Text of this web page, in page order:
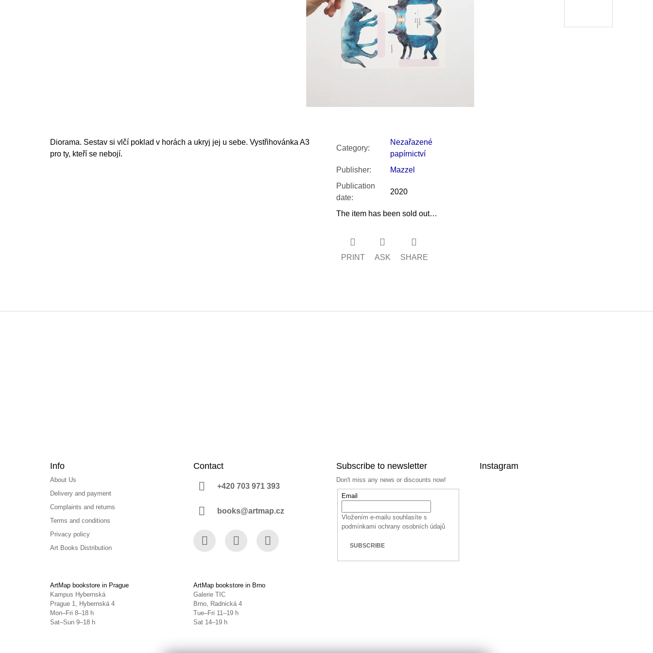
Diorama. Sestav si vlčí poklad v horách a ukryj jej u sebe. Vystřihovánka A3
pro ty, kteří se nebojí.
Category:
Nezařazené
papírnictví
Publisher:
Mazzel
Publication
date:
2020
The item has been sold out…
PRINT ASK SHARE
SNESITELNĚJŠÍ KLIMA
300 Kč
Was:
350 Kč
Info
About Us
Delivery and payment
Complaints and returns
Terms and conditions
Privacy policy
Art Books Distribution
Contact
+420 703 971 393
books@artmap.cz
Subscribe to newsletter
Don't miss any news or discounts now!
Email
Vložením e-mailu souhlasíte s
podmínkami ochrany osobních údajů
SUBSCRIBE
Instagram
ArtMap bookstore in Prague
Kampus Hybernská
Prague 1, Hybernská 4
Mon–Fri 8–18 h
Sat–Sun 9–18 h
ArtMap bookstore in Brno
Galerie TIC
Brno, Radnická 4
Tue–Fri 11–19 h
Sat 14–19 h